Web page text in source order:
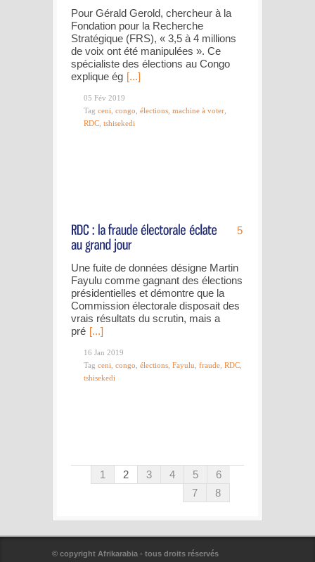
Pour Gérald Gerold, chercheur à la
Fondation pour la Recherche
Stratégique (FRS), « 3,5 à 4 millions
de voix ont été manipulées ». Ce
spécialiste des élections au Congo
explique ég [...]
05 Fév 2019
Tag ceni congo élections machine à voter
RDC tshisekedi
5
Une fuite de données désigne Martin
Fayulu comme gagnant des élections
présidentielles et démontre que la
Commission électorale disposait des
vrais résultats du scrutin, mais a
pré [...]
16 Jan 2019
Tag ceni congo élections Fayulu fraude RDC
tshisekedi
1 2 3 4 5
6
7
8
© copyright Afrikarabia - tous droits réservés